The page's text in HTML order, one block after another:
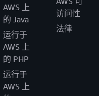
AWS 上
的 Java
运行于
AWS 上
的 PHP
运行于
AWS 上
访问性
法律